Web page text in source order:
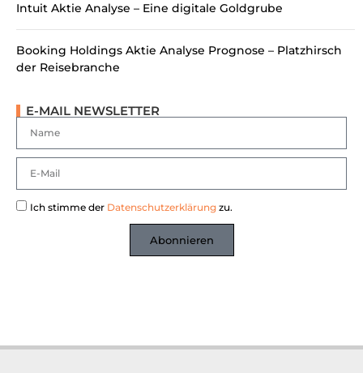
Intuit Aktie Analyse – Eine digitale Goldgrube
Booking Holdings Aktie Analyse Prognose – Platzhirsch
der Reisebranche
E-MAIL NEWSLETTER
Ich stimme der Datenschutzerklärung zu.
Abonnieren